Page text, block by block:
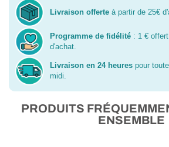
Livraison offerte à partir de 25€
Programme de fidélité : 1 €
d'achat.
Livraison en 24 heures pour
midi.
PRODUITS
ENSEMBLE